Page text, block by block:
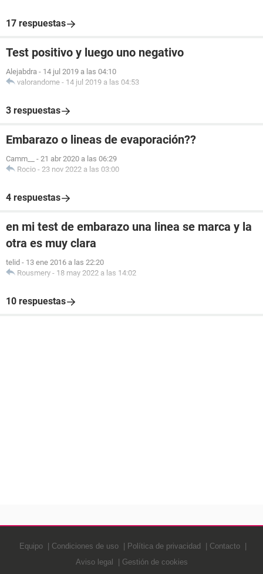
17 respuestas
Test positivo y luego uno negativo
Alejabdra - 14 jul 2019 a las 04:10
valorandome - 14 jul 2019 a las 04:53
3 respuestas
Embarazo o lineas de evaporación??
Camm__ - 21 abr 2020 a las 06:29
Rocio - 23 nov 2022 a las 03:00
4 respuestas
en mi test de embarazo una linea se marca y la
otra es muy clara
telid - 13 ene 2016 a las 22:20
Rousmery - 18 may 2022 a las 14:02
10 respuestas
Equipo Condiciones de uso Política de privacidad
Contacto
Aviso legal
Gestión de cookies